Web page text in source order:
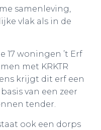
samenleving,
vlak als in de
17 woningen ’t Erf
met KRKTR
krijgt dit erf een
van een zeer
tender.
ook een dorps